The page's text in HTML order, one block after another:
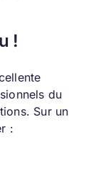
!
du
Sur un
: